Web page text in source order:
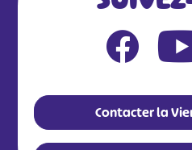
Contacter la